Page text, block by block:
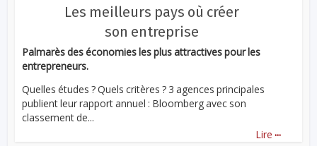
Les meilleurs pays où créer
son entreprise
Palmarès des économies les plus attractives pour les
entrepreneurs.
Quelles études ? Quels critères ? 3 agences principales
publient leur rapport annuel : Bloomberg avec son
classement de...
Lire ...